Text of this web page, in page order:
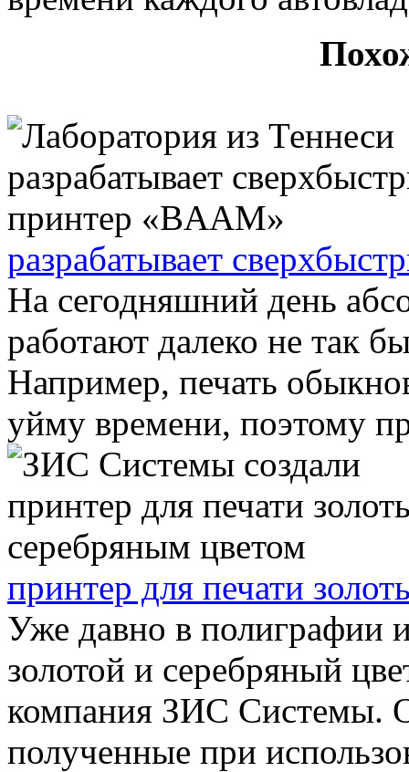
разрабатывает
На сегодняшний день
работают далеко не так
Например, печать
уйму времени, поэтому
принтер для печати
Уже давно в полиграфии
золотой и серебряный
компания ЗИС Системы.
полученные при